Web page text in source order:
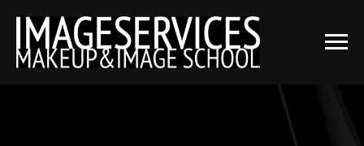
Главная → Магазин →
Инструменты, дополнительные материалы